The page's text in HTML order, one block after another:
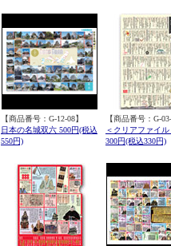
【商品番号：G-12-08】
日本の名城双六 500円(税込
550円)
【商品番号：G-
＜クリアファイ
300円(税込330円)